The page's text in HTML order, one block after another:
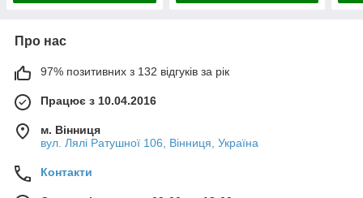
Про нас
97% позитивних з 132 відгуків за рік
Працює з 10.04.2016
м. Вінниця
вул. Лялі Ратушної 106, Вінниця, Україна
Контакти